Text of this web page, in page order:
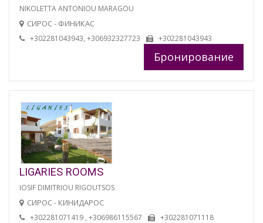
NIKOLETTA ANTONIOU MARAGOU
СИРОС - ФИНИКАС
+302281043943, +306932327723 +302281043943
Бронирование
LIGARIES ROOMS
IOSIF DIMITRIOU RIGOUTSOS
СИРОС - КИНИДАРОС
+302281071419 , +306986115567 +302281071118